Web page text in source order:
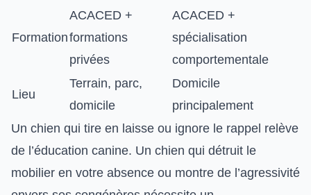
Formation
ACACED +
formations
privées
ACACED +
spécialisation
comportementale
Lieu
Terrain, parc,
domicile
Domicile
principalement
Un chien qui tire en laisse ou ignore le rappel relève
de l’éducation canine. Un chien qui détruit le
mobilier en votre absence ou montre de l’agressivité